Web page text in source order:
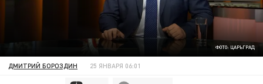
ФОТО: ЦАРЬГРАД
ДМИТРИЙ БОРОЗДИН 25 ЯНВАРЯ 06:01